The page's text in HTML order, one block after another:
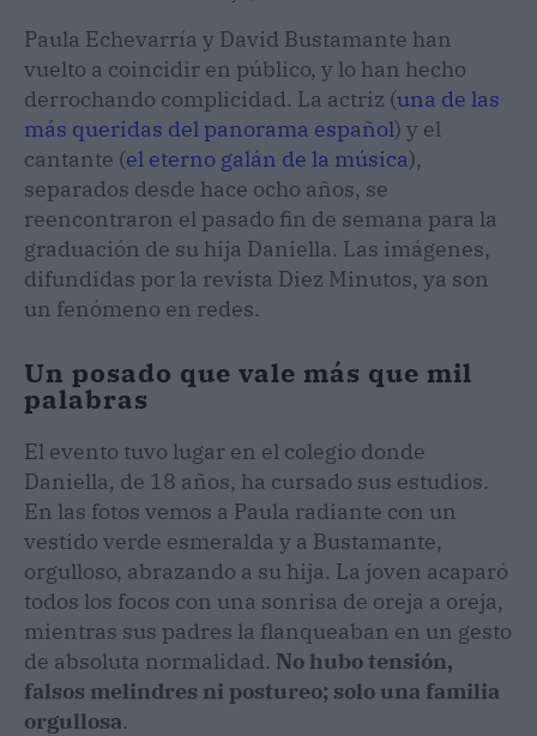
Paula Echevarría y David Bustamante han
vuelto a coincidir en público, y lo han hecho
derrochando complicidad. La actriz (una de las
más queridas del panorama español) y el
cantante (el eterno galán de la música),
separados desde hace ocho años, se
reencontraron el pasado fin de semana para la
graduación de su hija Daniella. Las imágenes,
difundidas por la revista Diez Minutos, ya son
un fenómeno en redes.
Un posado que vale más que mil
palabras
El evento tuvo lugar en el colegio donde
Daniella, de 18 años, ha cursado sus estudios.
En las fotos vemos a Paula radiante con un
vestido verde esmeralda y a Bustamante,
orgulloso, abrazando a su hija. La joven acaparó
todos los focos con una sonrisa de oreja a oreja,
mientras sus padres la flanqueaban en un gesto
de absoluta normalidad. No hubo tensión,
falsos melindres ni postureo; solo una familia
orgullosa.